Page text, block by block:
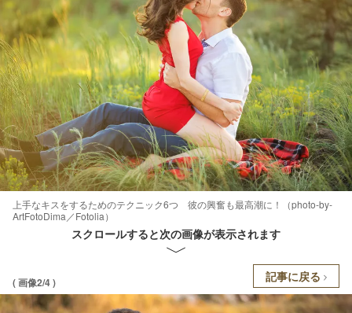
上手なキスをするためのテクニック6つ 彼の興奮も最高潮に！（photo-by-
ArtFotoDima／Fotolia）
スクロールすると次の画像が表示されます
( 画像2/4 ) 記事に戻る